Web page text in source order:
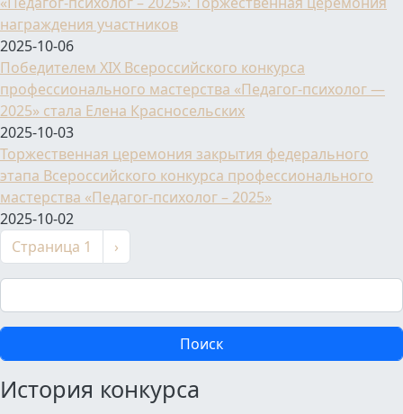
награждения участников
2025-10-06
Победителем XIX Всероссийского конкурса
профессионального мастерства «Педагог-психолог —
2025» стала Елена Красносельских
2025-10-03
Торжественная церемония закрытия федерального
этапа Всероссийского конкурса профессионального
мастерства «Педагог-психолог – 2025»
2025-10-02
Нумерация страниц
Страница 1 Следующая страница
›
Поиск
История конкурса